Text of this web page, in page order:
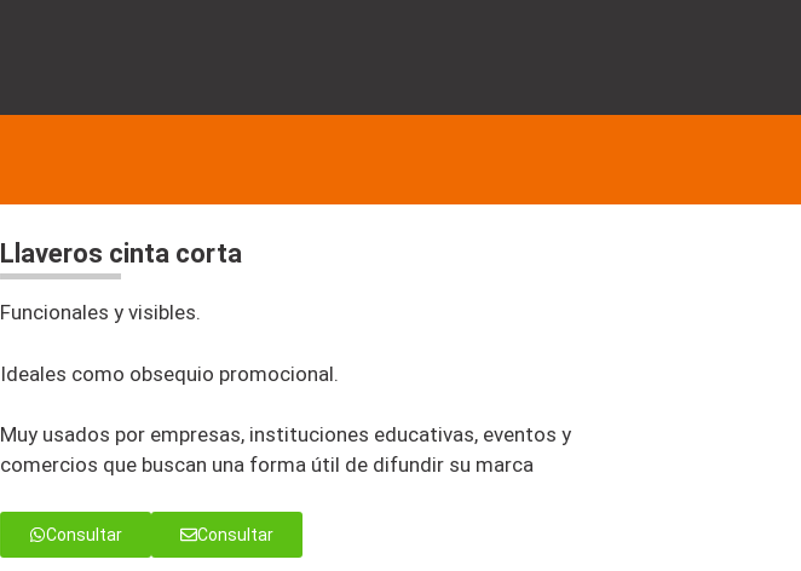
Llaveros cinta corta
Funcionales y visibles.
Ideales como obsequio promocional.
Muy usados por empresas, instituciones educativas, eventos y
comercios que buscan una forma útil de difundir su marca
Consultar Consultar